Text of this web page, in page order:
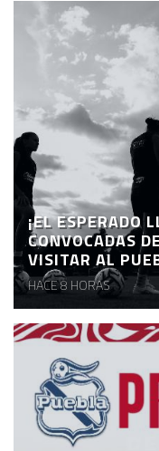
¡EL ESPERADO
CONVOCADAS
VISITAR AL
HACE 8 HORAS